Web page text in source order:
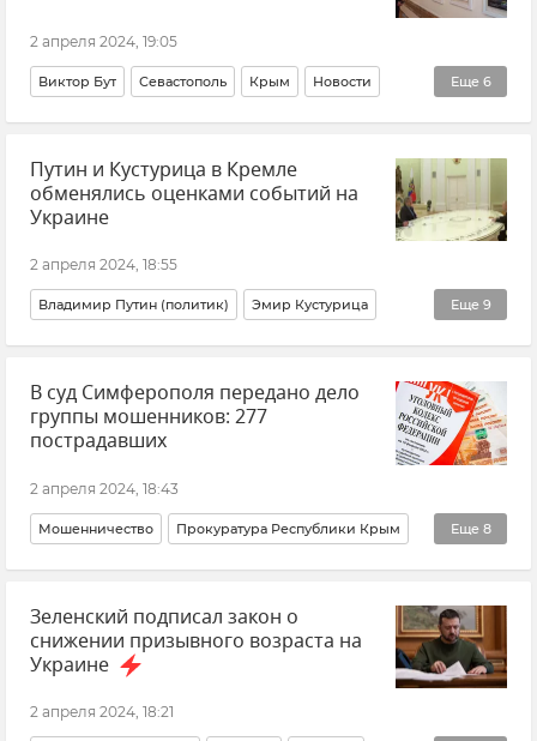
Александр Смолин Александр Овдиенко
2 апреля 2024, 19:05
Еще 6
Виктор Бут Севастополь Крым Новости
Новости Крыма Общество США Россия
Политика Культура
Путин и Кустурица в Кремле
обменялись оценками событий на
Украине
2 апреля 2024, 18:55
Еще 9
Владимир Путин (политик) Эмир Кустурица
Новости Кино Культура Искусство Москва
Кремль Россия Сербия Украина
В суд Симферополя передано дело
группы мошенников: 277
пострадавших
2 апреля 2024, 18:43
Еще 8
Мошенничество Прокуратура Республики Крым
МВД по Республике Крым Новости Крыма
Происшествия Деньги Севастополь
Белгородская область Свердловская область
Зеленский подписал закон о
снижении призывного возраста на
Украине
2 апреля 2024, 18:21